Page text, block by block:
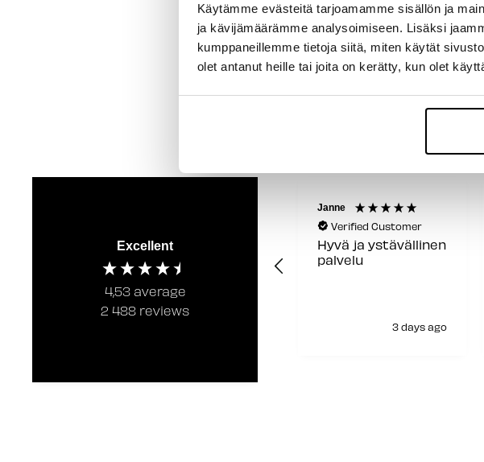
Käytämme evästeitä tarjoamamme sisällön ja
ja kävijämäärämme analysoimiseen. Lisäksi
kumppaneillemme tietoja siitä, miten käytät
olet antanut heille tai joita on kerätty, kun olet
Excellent
4,53 average
2 488 reviews
Janne
Verified Customer
Hyvä ja ystävällinen
palvelu
3 days ago